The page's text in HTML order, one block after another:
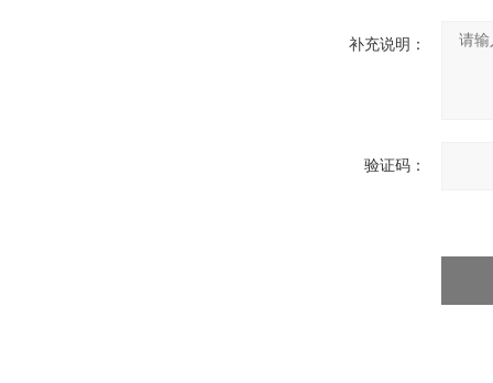
补充说明：
验证码：